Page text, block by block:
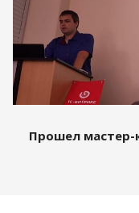
Прошел мастер-